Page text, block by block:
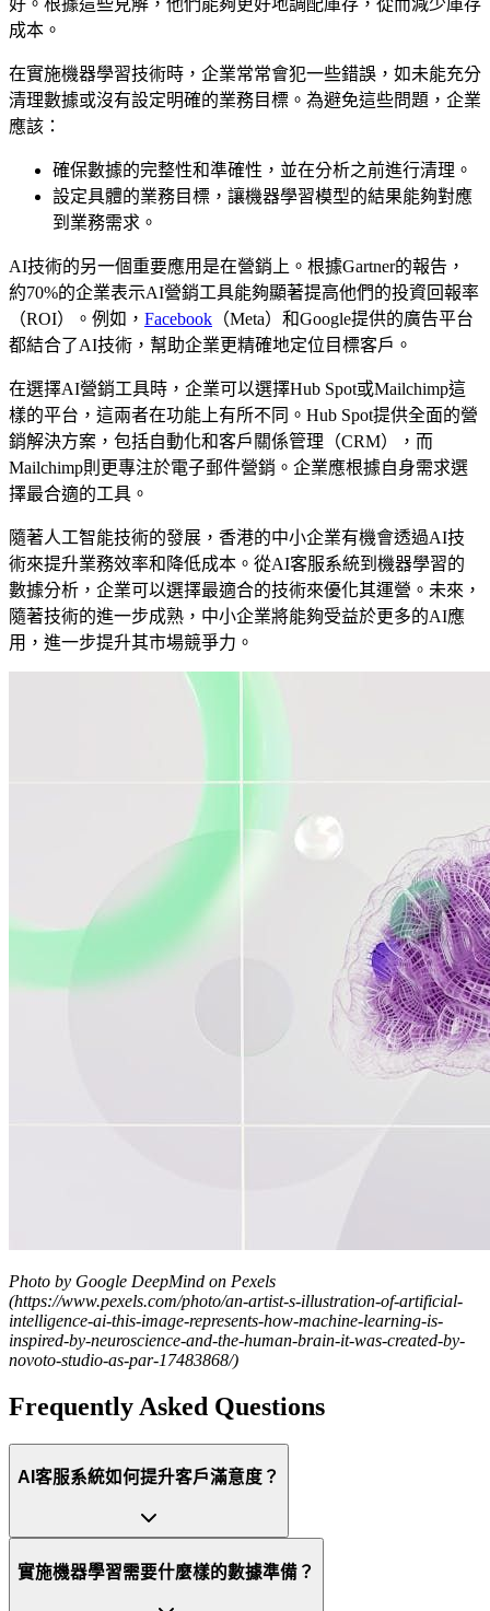
好。根據這些見解，他們能夠更好地調配庫存，從而減少庫存
成本。
在實施機器學習技術時，企業常常會犯一些錯誤，如未能充分
清理數據或沒有設定明確的業務目標。為避免這些問題，企業
應該：
確保數據的完整性和準確性，並在分析之前進行清理。
設定具體的業務目標，讓機器學習模型的結果能夠對應
到業務需求。
AI技術的另一個重要應用是在營銷上。根據Gartner的報告，
約70%的企業表示AI營銷工具能夠顯著提高他們的投資回報率
（ROI）。例如， Facebook （Meta）和Google提供的廣告平台
都結合了AI技術，幫助企業更精確地定位目標客戶。
在選擇AI營銷工具時，企業可以選擇Hub Spot或Mailchimp這
樣的平台，這兩者在功能上有所不同。Hub Spot提供全面的營
銷解決方案，包括自動化和客戶關係管理（CRM），而
Mailchimp則更專注於電子郵件營銷。企業應根據自身需求選
擇最合適的工具。
隨著人工智能技術的發展，香港的中小企業有機會透過AI技
術來提升業務效率和降低成本。從AI客服系統到機器學習的
數據分析，企業可以選擇最適合的技術來優化其運營。未來，
隨著技術的進一步成熟，中小企業將能夠受益於更多的AI應
用，進一步提升其市場競爭力。
Photo by Google DeepMind on Pexels
(https://www.pexels.com/photo/an-artist-s-illustration-of-artificial-
intelligence-ai-this-image-represents-how-machine-learning-is-
inspired-by-neuroscience-and-the-human-brain-it-was-created-by-
novoto-studio-as-par-17483868/)
Frequently Asked Questions
AI客服系統如何提升客戶滿意度？
實施機器學習需要什麼樣的數據準備？